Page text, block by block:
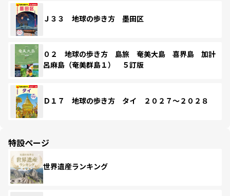
Ｊ３３ 地球の歩き方 墨田区
０２ 地球の歩き方 島旅 奄美大島 喜界島 加計
呂麻島（奄美群島１） ５訂版
Ｄ１７ 地球の歩き方 タイ ２０２７～２０２８
特設ページ
世界遺産ランキング